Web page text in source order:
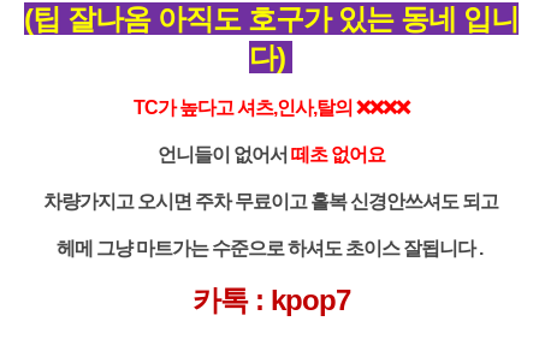
(팁 잘나옴 아직도 호구가 있는 동네 입니
다)
TC가 높다고 셔츠,인사,탈의 ❌❌❌❌
언니들이 없어서 떼초 없어요
차량가지고 오시면 주차 무료이고 홀복 신경안쓰셔도 되고
헤메 그냥 마트가는 수준으로 하셔도 초이스 잘됩니다 .
카톡 : kpop7